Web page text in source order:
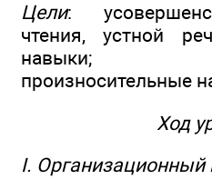
Цели:
чтения, устной
навыки;
произносительные
Ход
I.